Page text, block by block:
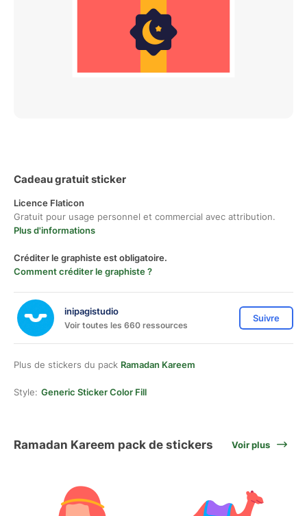
Cadeau gratuit sticker
Licence Flaticon
Gratuit pour usage personnel et commercial avec attribution.
Plus d'informations
Créditer le graphiste est obligatoire.
Comment créditer le graphiste ?
inipagistudio
Voir toutes les 660 ressources
Suivre
Plus de stickers du pack Ramadan Kareem
Style: Generic Sticker Color Fill
Ramadan Kareem pack de stickers Voir plus